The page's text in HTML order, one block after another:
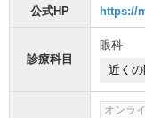
公式HP https://
診療科目
眼科
近く
オンラ